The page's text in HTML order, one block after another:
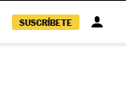
SUSCRÍBETE